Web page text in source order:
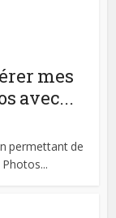
mes
avec...
permettant de